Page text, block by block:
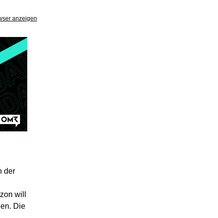
anzeigen
der
will
Die